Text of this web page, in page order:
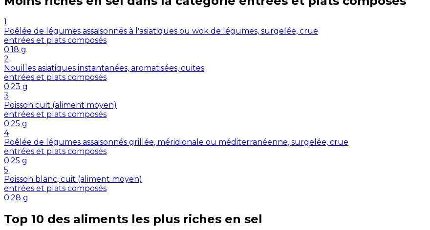
1
Poêlée de légumes assaisonnés à l'asiatiques ou wok de légumes, surgelée, crue
entrées et plats composés
0.18 g
2
Nouilles asiatiques instantanées, aromatisées, cuites
entrées et plats composés
0.23 g
3
Poisson cuit (aliment moyen)
entrées et plats composés
0.25 g
4
Poêlée de légumes assaisonnés grillée, méridionale ou méditerranéenne, surgelée, crue
entrées et plats composés
0.25 g
5
Poisson blanc, cuit (aliment moyen)
entrées et plats composés
0.28 g
Top 10 des aliments les plus riches en sel